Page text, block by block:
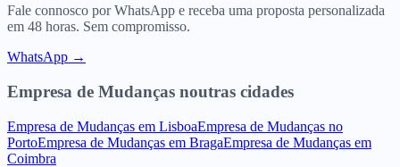
Fale connosco por WhatsApp e receba uma proposta personalizada
em 48 horas. Sem compromisso.
WhatsApp →
Empresa de Mudanças noutras cidades
Empresa de Mudanças em LisboaEmpresa de Mudanças no
PortoEmpresa de Mudanças em BragaEmpresa de Mudanças em
Coimbra